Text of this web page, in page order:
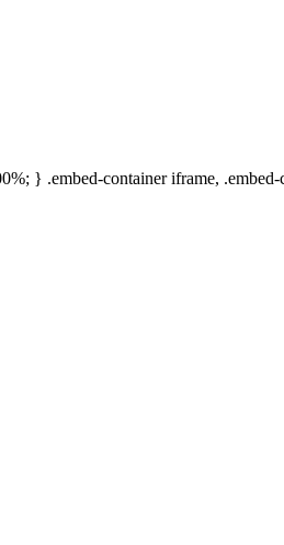
} .embed-container iframe,